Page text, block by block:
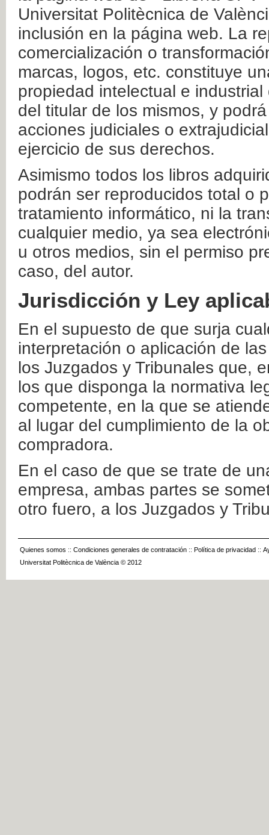
Universitat Politècnica de
inclusión en la página web. La
comercialización o
marcas, logos, etc. constituye
propiedad intelectual e
del titular de los mismos, y
acciones judiciales o
ejercicio de sus derechos.
Asimismo todos los libros
podrán ser reproducidos total o
tratamiento informático, ni la
cualquier medio, ya sea
u otros medios, sin el permiso
caso, del autor.
Jurisdicción y Ley
En el supuesto de que surja
interpretación o aplicación de
los Juzgados y Tribunales que,
los que disponga la normativa
competente, en la que se
al lugar del cumplimiento de la
compradora.
En el caso de que se trate de
empresa, ambas partes se
otro fuero, a los Juzgados y
Quienes somos :: Condiciones generales de contratación :: Política de privacidad ::
Universitat Politècnica de València © 2012